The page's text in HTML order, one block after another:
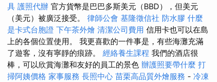
具 護照代辦 官方貨幣是巴巴多斯美元（BBD），但美元
（美元）被廣泛接受。 律師公會 基隆徵信社 防水膠 什麼
是卡式台胞證 下午茶外燴 清潔公司費用 信用卡也可以在島
上的各個位置使用。 我更喜歡的一件事是，有些海灘充滿
了遊客，沒有寧靜的痕跡。 經絡養生課程 我們的酒店很
棒，可以欣賞海灘和友好的員工的景色 辦護照要帶什麼 打
掃阿姨價格 家事服務 長照中心 苗栗高品質外燴服務 - 冷凍